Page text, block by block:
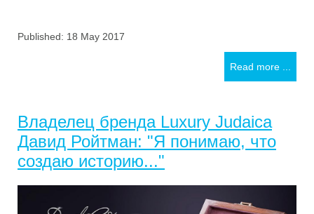
Published: 18 May 2017
Read more ...
Владелец бренда Luxury Judaica
Давид Ройтман: "Я понимаю, что
создаю историю..."